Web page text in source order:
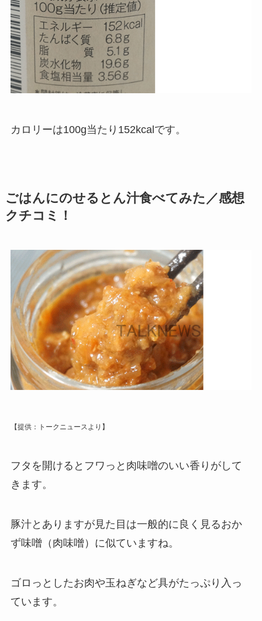
カロリーは100g当たり152kcalです。
ごはんにのせるとん汁食べてみた／感想
クチコミ！
【提供：トークニュースより】
フタを開けるとフワっと肉味噌のいい香りがして
きます。
豚汁とありますが見た目は一般的に良く見るおか
ず味噌（肉味噌）に似ていますね。
ゴロっとしたお肉や玉ねぎなど具がたっぷり入っ
ています。